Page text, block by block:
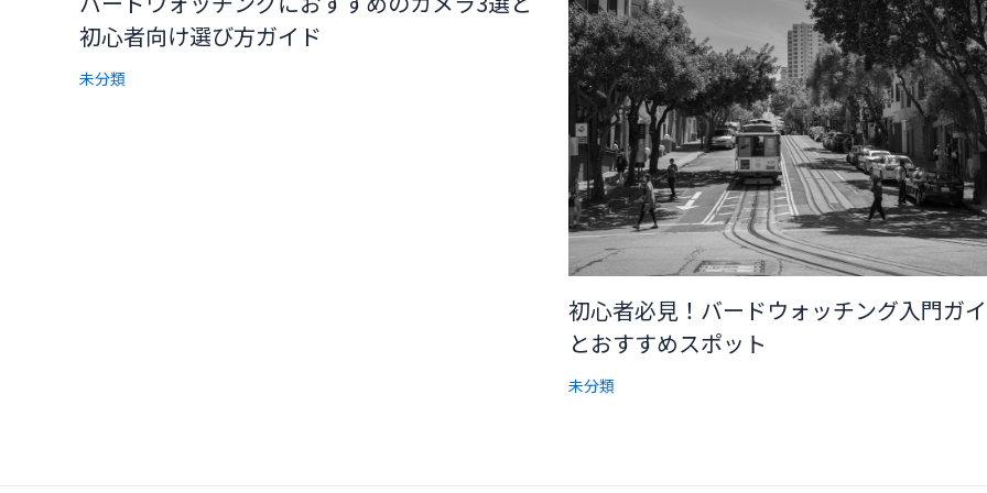
初心者向け選び方ガイド
未分類
初心者必見！バードウォッチング入門ガ
とおすすめスポット
未分類